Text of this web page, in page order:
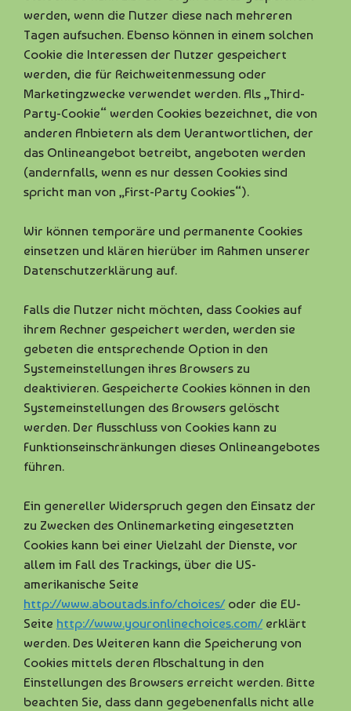
werden, wenn die Nutzer diese nach mehreren
Tagen aufsuchen. Ebenso können in einem solchen
Cookie die Interessen der Nutzer gespeichert
werden, die für Reichweitenmessung oder
Marketingzwecke verwendet werden. Als „Third-
Party-Cookie“ werden Cookies bezeichnet, die von
anderen Anbietern als dem Verantwortlichen, der
das Onlineangebot betreibt, angeboten werden
(andernfalls, wenn es nur dessen Cookies sind
spricht man von „First-Party Cookies“).
Wir können temporäre und permanente Cookies
einsetzen und klären hierüber im Rahmen unserer
Datenschutzerklärung auf.
Falls die Nutzer nicht möchten, dass Cookies auf
ihrem Rechner gespeichert werden, werden sie
gebeten die entsprechende Option in den
Systemeinstellungen ihres Browsers zu
deaktivieren. Gespeicherte Cookies können in den
Systemeinstellungen des Browsers gelöscht
werden. Der Ausschluss von Cookies kann zu
Funktionseinschränkungen dieses Onlineangebotes
führen.
Ein genereller Widerspruch gegen den Einsatz der
zu Zwecken des Onlinemarketing eingesetzten
Cookies kann bei einer Vielzahl der Dienste, vor
allem im Fall des Trackings, über die US-
amerikanische Seite
http://www.aboutads.info/choices/oder die EU-
Seite http://www.youronlinechoices.com/erklärt
werden. Des Weiteren kann die Speicherung von
Cookies mittels deren Abschaltung in den
Einstellungen des Browsers erreicht werden. Bitte
beachten Sie, dass dann gegebenenfalls nicht alle